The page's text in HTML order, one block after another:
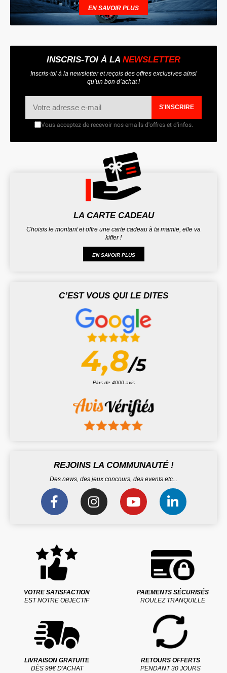
EN SAVOIR PLUS
INSCRIS-TOI À LA NEWSLETTER
Inscris-toi à la newsletter et reçois des offres exclusives ainsi
qu’un bon d’achat !
S'INSCRIRE
Vous acceptez de recevoir nos emails d'offres et d'infos.
LA CARTE CADEAU
Choisis le montant et offre une carte cadeau à ta mamie, elle va
kiffer !
EN SAVOIR PLUS
C’EST VOUS QUI LE DITES
Plus de 4000 avis
REJOINS LA COMMUNAUTÉ !
Des news, des jeux concours, des events etc...
VOTRE SATISFACTION
EST NOTRE OBJECTIF
PAIEMENTS SÉCURISÉS
ROULEZ TRANQUILLE
LIVRAISON GRATUITE
DÈS 99€ D'ACHAT
RETOURS OFFERTS
PENDANT 30 JOURS